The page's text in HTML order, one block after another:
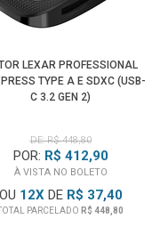
LEXAR PROFESSIONAL
TYPE A E SDXC (USB-
C 3.2 GEN 2)
DE: R$ 448,80
POR: R$ 412,90
À VISTA NO BOLETO
OU 12XDE R$ 37,40
PARCELADO R$ 448,80